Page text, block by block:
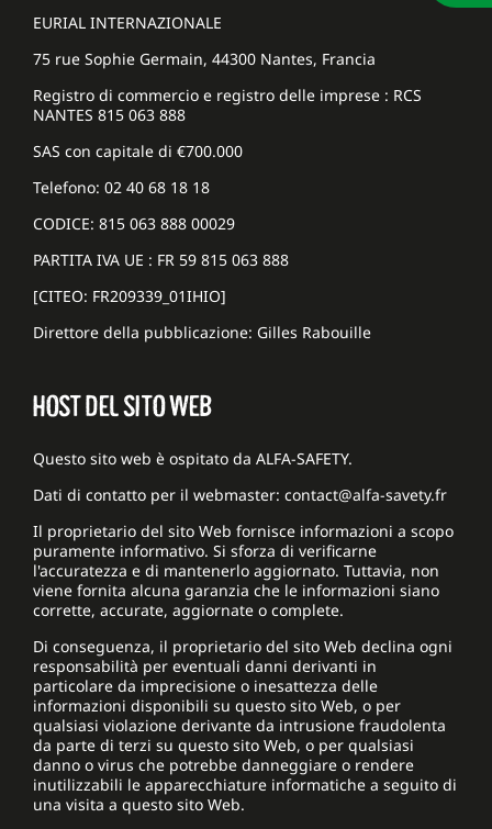
EURIAL INTERNAZIONALE
75 rue Sophie Germain, 44300 Nantes, Francia
Registro di commercio e registro delle imprese : RCS
NANTES 815 063 888
SAS con capitale di €700.000
Telefono: 02 40 68 18 18
CODICE: 815 063 888 00029
PARTITA IVA UE : FR 59 815 063 888
[CITEO: FR209339_01IHIO]
Direttore della pubblicazione: Gilles Rabouille
HOST DEL SITO WEB
Questo sito web è ospitato da ALFA-SAFETY.
Dati di contatto per il webmaster: contact@alfa-savety.fr
Il proprietario del sito Web fornisce informazioni a scopo
puramente informativo. Si sforza di verificarne
l'accuratezza e di mantenerlo aggiornato. Tuttavia, non
viene fornita alcuna garanzia che le informazioni siano
corrette, accurate, aggiornate o complete.
Di conseguenza, il proprietario del sito Web declina ogni
responsabilità per eventuali danni derivanti in
particolare da imprecisione o inesattezza delle
informazioni disponibili su questo sito Web, o per
qualsiasi violazione derivante da intrusione fraudolenta
da parte di terzi su questo sito Web, o per qualsiasi
danno o virus che potrebbe danneggiare o rendere
inutilizzabili le apparecchiature informatiche a seguito di
una visita a questo sito Web.